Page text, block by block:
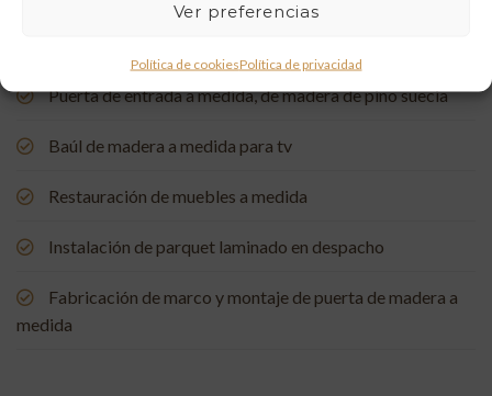
Ver preferencias
Política de cookiesPolítica de privacidad
Rehabilitación de Buhardillas: Renovando Espacios con
Puerta de entrada a medida, de madera de pino suecia
Baúl de madera a medida para tv
Restauración de muebles a medida
Instalación de parquet laminado en despacho
Fabricación de marco y montaje de puerta de madera a
medida